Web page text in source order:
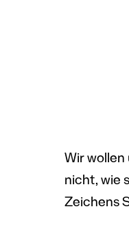
Wir
nicht, wie
Zeichens